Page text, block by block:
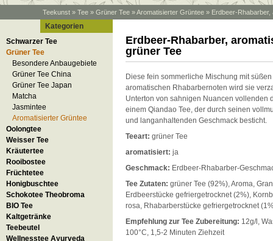
Teekunst » Tee » Grüner Tee »Aromatisierter Grüntee » Erdbeer-
Kategorien
Schwarzer Tee
Grüner Tee
Besondere Anbaugebiete
Grüner Tee China
Grüner Tee Japan
Matcha
Jasmintee
Aromatisierter Grüntee
Oolongtee
Weisser Tee
Kräutertee
Rooibostee
Früchtetee
Honigbuschtee
Schokotee Theobroma
BIO Tee
Kaltgetränke
Teebeutel
Wellnesstee Ayurveda
Erdbeer-Rhabarber,
grüner Tee
Diese fein sommerliche Mischung mit
aromatischen Rhabarbernoten wird sie
Unterton von sahnigen Nuancen vollenden
einem Qiandao Tee, der durch seinen
und langanhaltenden Geschmack besticht.
Teeart: grüner Tee
aromatisiert: ja
Geschmack: Erdbeer-Rhabarber-
Tee Zutaten: grüner Tee (92%), Aroma,
Erdbeerstücke gefriergetrocknet (2%),
rosa, Rhabarberstücke gefriergetrocknet
Empfehlung zur Tee Zubereitung: 12g/l,
100°C, 1,5-2 Minuten Ziehzeit